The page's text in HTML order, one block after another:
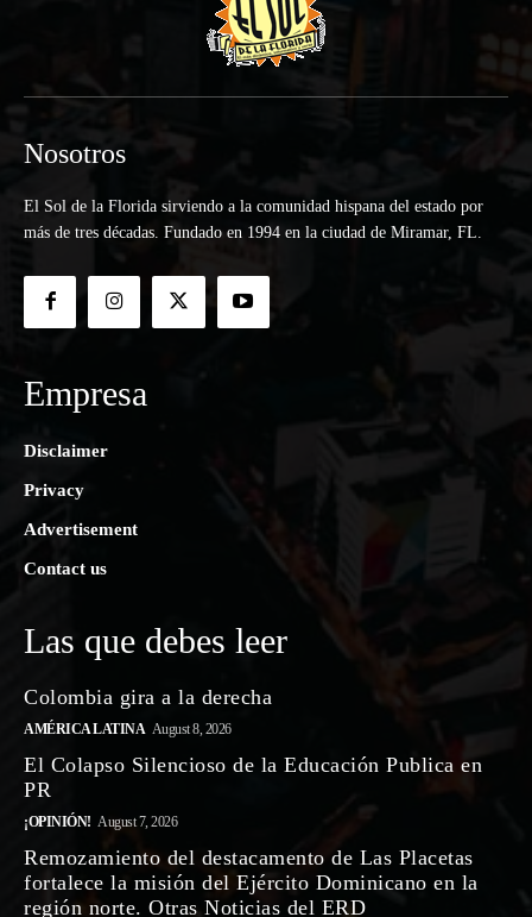
Nosotros
El Sol de la Florida sirviendo a la comunidad hispana del estado por
más de tres décadas. Fundado en 1994 en la ciudad de Miramar, FL.
Empresa
Disclaimer
Privacy
Advertisement
Contact us
Las que debes leer
Colombia gira a la derecha
AMÉRICA LATINA August 8, 2026
El Colapso Silencioso de la Educación Publica en
PR
¡OPINIÓN! August 7, 2026
Remozamiento del destacamento de Las Placetas
fortalece la misión del Ejército Dominicano en la
región norte. Otras Noticias del ERD